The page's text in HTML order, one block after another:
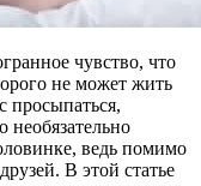
чувство, что
не может жить
просыпаться,
необязательно
ведь помимо
В этой статье